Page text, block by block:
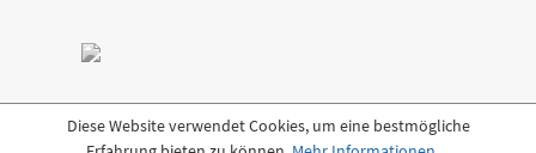
Diese Website verwendet Cookies, um eine bestmögliche